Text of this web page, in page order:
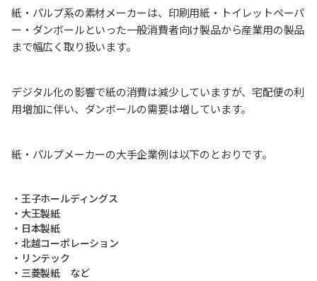
紙・パルプ系の素材メーカーは、印刷用紙・トイレットペーパ
ー・ダンボールといった一般消費者向け製品から産業用の製品
まで幅広く取り扱います。
デジタル化の影響で紙の消費は減少していますが、宅配便の利
用増加に伴い、ダンボールの需要は増しています。
紙・パルプメーカーの大手企業例は以下のとおりです。
・王子ホールディングス
・大王製紙
・日本製紙
・北越コーポレーション
・リンテック
・三菱製紙 など